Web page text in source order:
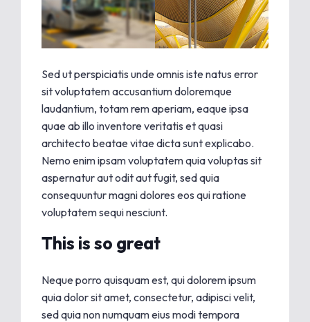
Sed ut perspiciatis unde omnis iste natus error
sit voluptatem accusantium doloremque
laudantium, totam rem aperiam, eaque ipsa
quae ab illo inventore veritatis et quasi
architecto beatae vitae dicta sunt explicabo.
Nemo enim ipsam voluptatem quia voluptas sit
aspernatur aut odit aut fugit, sed quia
consequuntur magni dolores eos qui ratione
voluptatem sequi nesciunt.
This is so great
Neque porro quisquam est, qui dolorem ipsum
quia dolor sit amet, consectetur, adipisci velit,
sed quia non numquam eius modi tempora